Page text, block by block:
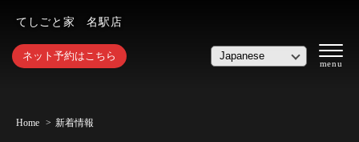
てしごと家 名駅店
ネット予約はこちら
Home 新着情報